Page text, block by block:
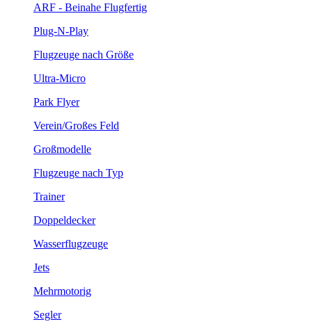
ARF - Beinahe Flugfertig
Plug-N-Play
Flugzeuge nach Größe
Ultra-Micro
Park Flyer
Verein/Großes Feld
Großmodelle
Flugzeuge nach Typ
Trainer
Doppeldecker
Wasserflugzeuge
Jets
Mehrmotorig
Segler